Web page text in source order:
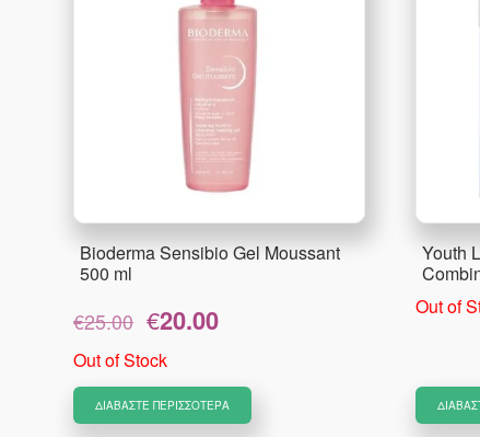
Bioderma Sensibio Gel Moussant
500 ml
€25.00
Original
price
was:
€20.00
€20.00.
Out of Stock
ΔΙΑΒΆΣΤΕ ΠΕΡΙΣΣΌΤΕΡΑ
Youth
Out of